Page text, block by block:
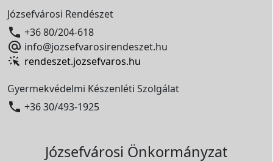
Józsefvárosi Rendészet
 +36 80/204-618
 info@jozsefvarosirendeszet.hu
rendeszet.jozsefvaros.hu
Gyermekvédelmi Készenléti Szolgálat
 +36 30/493-1925
Józsefvárosi Önkormányzat